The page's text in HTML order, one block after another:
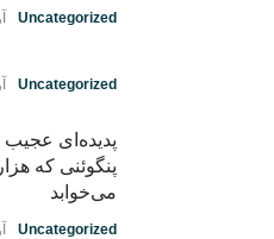
Uncategorized
Uncategorized
پدیده‌ای
پنگوئنی که
می‌خوابد
Uncategorized